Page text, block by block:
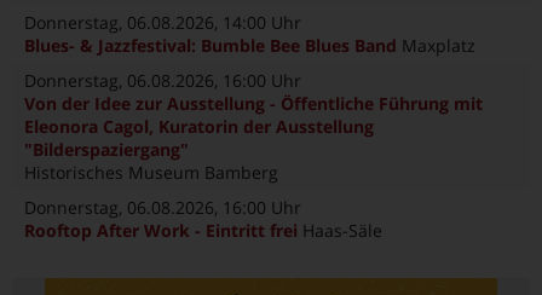
Donnerstag, 06.08.2026, 14:00 Uhr
Blues- & Jazzfestival: Bumble Bee Blues Band Maxplatz
Donnerstag, 06.08.2026, 16:00 Uhr
Von der Idee zur Ausstellung - Öffentliche Führung mit
Eleonora Cagol, Kuratorin der Ausstellung
"Bilderspaziergang"
Historisches Museum Bamberg
Donnerstag, 06.08.2026, 16:00 Uhr
Rooftop After Work - Eintritt frei Haas-Säle